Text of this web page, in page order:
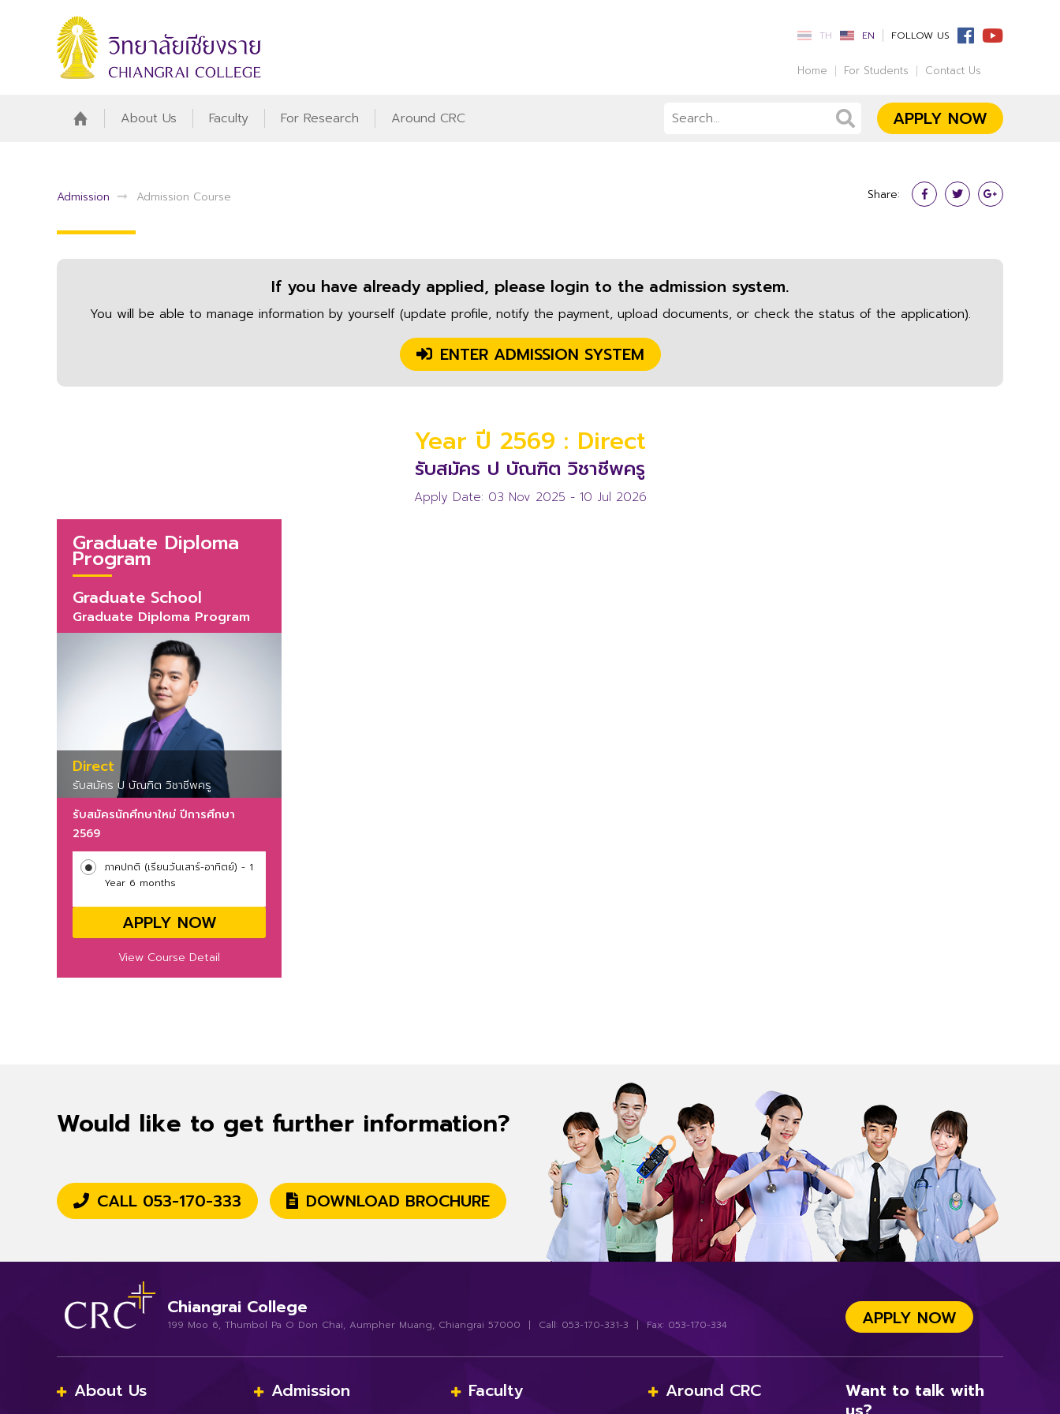
FOLLOW US
TH EN
Home For Students Contact Us
APPLY NOW
About Us Faculty For Research Around CRC
Admission Admission Course Share:
If you have already applied, please login to the admission system.
You will be able to manage information by yourself (update profile, notify the payment, upload documents, or check the status of the application).
ENTER ADMISSION SYSTEM
Year ปี 2569 : Direct
รับสมัคร ป บัณฑิต วิชาชีพครู
Apply Date: 03 Nov 2025 - 10 Jul 2026
Graduate Diploma
Program
Graduate School
Graduate Diploma Program
Direct
รับสมัคร ป บัณฑิต วิชาชีพครู
รับสมัครนักศึกษาใหม่ ปีการศึกษา
2569
ภาคปกติ (เรียนวันเสาร์-อาทิตย์) - 1
Year 6 months
APPLY NOW
View Course Detail
Would like to get further information?
CALL 053-170-333 DOWNLOAD BROCHURE
Chiangrai College
199 Moo 6, Thumbol Pa O Don Chai, Aumpher Muang, Chiangrai 57000 | Call: 053-170-331-3 | Fax: 053-170-334
About Us Admission Faculty Around CRC
APPLY NOW
Want to talk with